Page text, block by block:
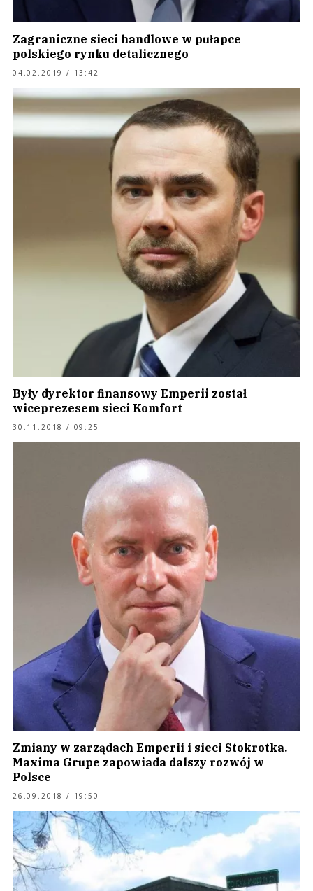
Zagraniczne sieci handlowe w pułapce
polskiego rynku detalicznego
04.02.2019 / 13:42
Były dyrektor finansowy Emperii został
wiceprezesem sieci Komfort
30.11.2018 / 09:25
Zmiany w zarządach Emperii i sieci Stokrotka.
Maxima Grupe zapowiada dalszy rozwój w
Polsce
26.09.2018 / 19:50